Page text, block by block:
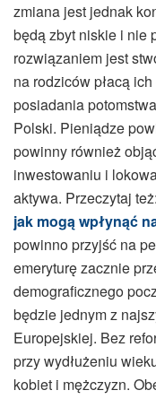
zmiana jest jednak
będą zbyt niskie i nie
rozwiązaniem jest
na rodziców płacą
posiadania
Polski. Pieniądze
powinny również
inwestowaniu i
aktywa. Przeczytaj też:
jak mogą wpłynąć
powinno przyjść na
emeryturę zacznie
demograficznego
będzie jednym z
Europejskiej. Bez
przy wydłużeniu
kobiet i mężczyzn.